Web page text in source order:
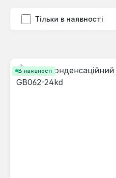
Тільки в наявності
В наявності